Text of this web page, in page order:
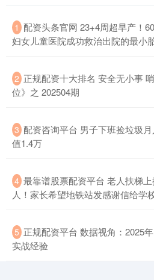
北证50 1119.43
1 配资头条官网 23+4周超早产！
妇女儿童医院成功救治出院的最小
2 正规配资十大排名 安全无小事
位》之 202504期
3 配资咨询平台 男子下班捡垃圾
值1.4万
4 最靠谱股票配资平台 老人扶梯
人！家长希望地铁站发感谢信给学
5 正规配资平台 数据视角：2025
实战经验